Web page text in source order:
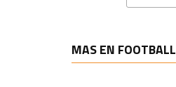
MAS EN FOOTBALL